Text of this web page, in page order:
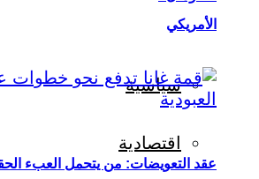
سياسية
اقتصادية
الأمريكي
عقد التعويضات: من يتحمل العبء